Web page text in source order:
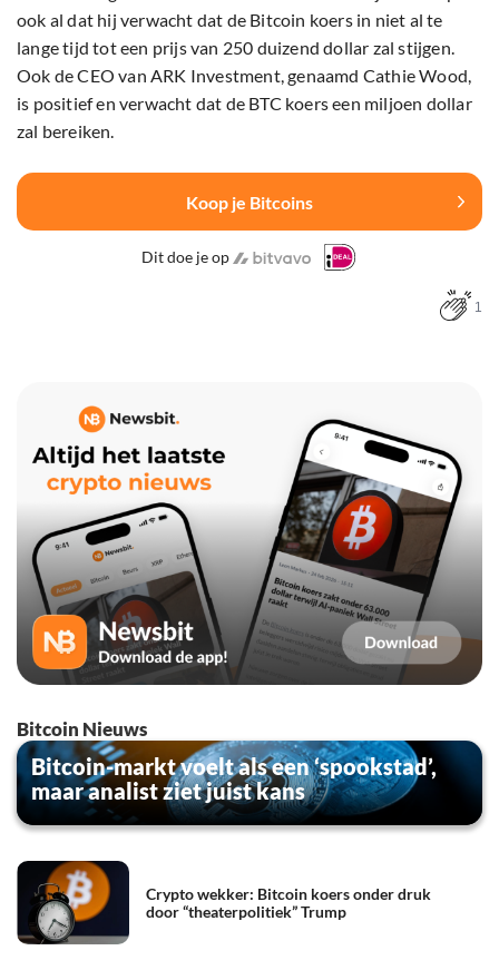
ook al dat hij verwacht dat de Bitcoin koers in niet al te
lange tijd tot een prijs van 250 duizend dollar zal stijgen.
Ook de CEO van ARK Investment, genaamd Cathie Wood,
is positief en verwacht dat de BTC koers een miljoen dollar
zal bereiken.
Koop je Bitcoins
Dit doe je op
1
Bitcoin Nieuws
Bitcoin-markt voelt als een ‘spookstad’,
maar analist ziet juist kans
Crypto wekker: Bitcoin koers onder druk
door “theaterpolitiek” Trump